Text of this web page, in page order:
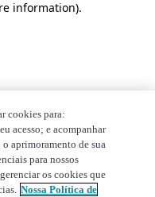
information).
cookies para:
acesso; e acompanhar
aprimoramento de sua
para nossos
os cookies que
Nossa Política de